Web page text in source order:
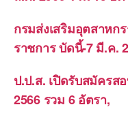
กรมส่งเสริมอุตสาหก
ราชการ บัดนี้-7 มี.ค.
ป.ป.ส. เปิดรับสมัครส
2566 รวม 6 อัตรา,